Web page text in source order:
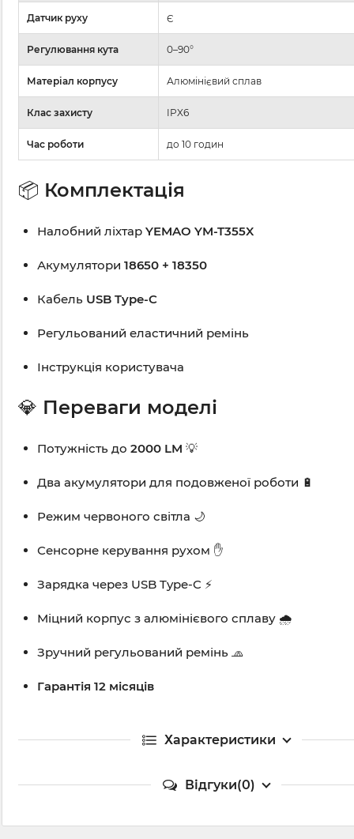
Датчик руху Є
Регулювання кута 0–90°
Матеріал корпусу Алюмінієвий сплав
Клас захисту IPX6
Час роботи до 10 годин
📦 Комплектація
Налобний ліхтар YEMAO YM-T355X
Акумулятори 18650 + 18350
Кабель USB Type-C
Регульований еластичний ремінь
Інструкція користувача
💎 Переваги моделі
Потужність до 2000 LM 💡
Два акумулятори для подовженої роботи 🔋
Режим червоного світла 🌙
Сенсорне керування рухом ✋
Зарядка через USB Type-C ⚡
Міцний корпус з алюмінієвого сплаву 🌧️
Зручний регульований ремінь 🧢
Гарантія 12 місяців
Характеристики
Відгуки(0)